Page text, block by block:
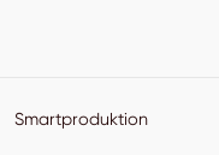
Smartproduktion